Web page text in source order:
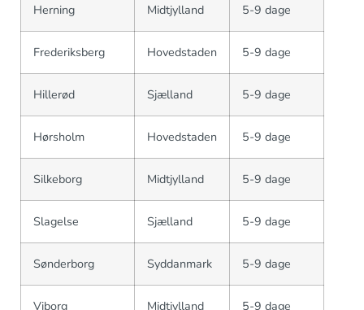
Herning Midtjylland 5-9 dage
Frederiksberg Hovedstaden 5-9 dage
Hillerød Sjælland 5-9 dage
Hørsholm Hovedstaden 5-9 dage
Silkeborg Midtjylland 5-9 dage
Slagelse Sjælland 5-9 dage
Sønderborg Syddanmark 5-9 dage
Viborg Midtjylland 5-9 dage